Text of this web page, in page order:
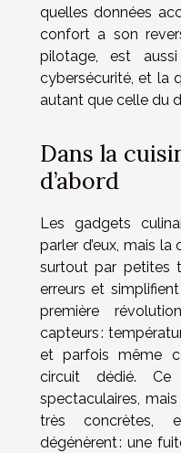
quelles données
confort a son
pilotage, est
cybersécurité, et la
autant que celle du
Dans la
d’abord
Les gadgets
parler d’eux, mais
surtout par petites
erreurs et
première
capteurs :
et parfois même
circuit dédié.
spectaculaires,
très concrètes,
dégénèrent : une